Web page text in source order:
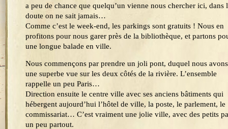
a peu de chance que quelqu’un vienne nous chercher ici, dans
doute on ne sait jamais…
Comme c’est le week-end, les parkings sont gratuits ! Nous en
profitons pour nous garer près de la bibliothèque, et partons
une longue balade en ville.
Nous commençons par prendre un joli pont, duquel nous avons
une superbe vue sur les deux côtés de la rivière. L’ensemble
rappelle un peu Paris…
Direction ensuite le centre ville avec ses anciens bâtiments qui
hébergent aujourd’hui l’hôtel de ville, la poste, le parlement, le
commissariat… C’est vraiment une jolie ville, avec des petits
un peu partout.